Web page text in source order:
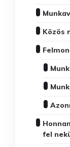
Közös
fel